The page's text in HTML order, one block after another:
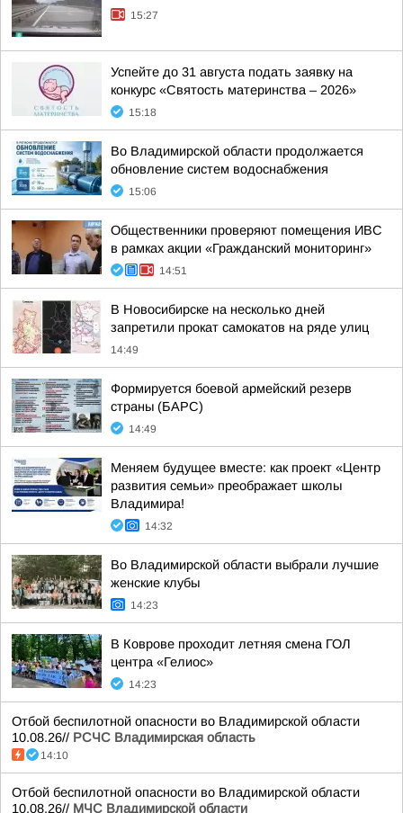
15:27
Успейте до 31 августа подать заявку на
конкурс «Святость материнства – 2026»
15:18
Во Владимирской области продолжается
обновление систем водоснабжения
15:06
Общественники проверяют помещения ИВС
в рамках акции «Гражданский мониторинг»
14:51
В Новосибирске на несколько дней
запретили прокат самокатов на ряде улиц
14:49
Формируется боевой армейский резерв
страны (БАРС)
14:49
Меняем будущее вместе: как проект «Центр
развития семьи» преображает школы
Владимира!
14:32
Во Владимирской области выбрали лучшие
женские клубы
14:23
В Коврове проходит летняя смена ГОЛ
центра «Гелиос»
14:23
Отбой беспилотной опасности во Владимирской области
10.08.26// РСЧС Владимирская область
14:10
Отбой беспилотной опасности во Владимирской области
10.08.26// МЧС Владимирской области